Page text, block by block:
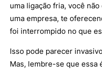
uma ligação fria, você
uma empresa, te
foi interrompido no que
Isso pode parecer
Mas, lembre-se que essa